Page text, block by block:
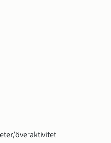
överaktivitet